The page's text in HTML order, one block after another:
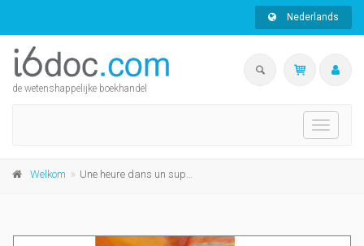
Nederlands
de wetenshappelijke boekhandel
Toggle
Welkom Une heure dans un supermarché